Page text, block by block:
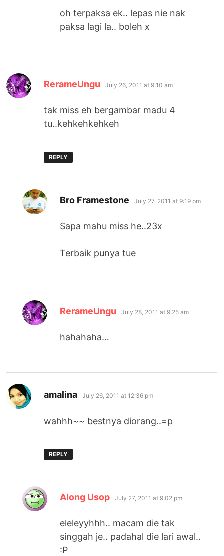
oh terpaksa ek.. lepas nie nak
paksa lagi la.. boleh x
RerameUngu says:
July 26, 2011 at 9:10 am
tak miss eh bergambar madu 4
tu..kehkehkehkeh
REPLY
Bro Framestone says:
July 27, 2011 at 9:19 pm
Sapa mahu miss he..23x
Terbaik punya tue
RerameUngu says:
July 28, 2011 at 9:25 am
hahahaha…
amalina says:
July 26, 2011 at 12:36 pm
wahhh~~ bestnya diorang..=p
REPLY
Along Usop says:
July 27, 2011 at 9:02 pm
eleleyyhhh.. macam die tak
singgah je.. padahal die lari awal..
:P